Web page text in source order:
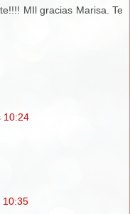
MIl gracias Marisa. Te
10:24
10:35